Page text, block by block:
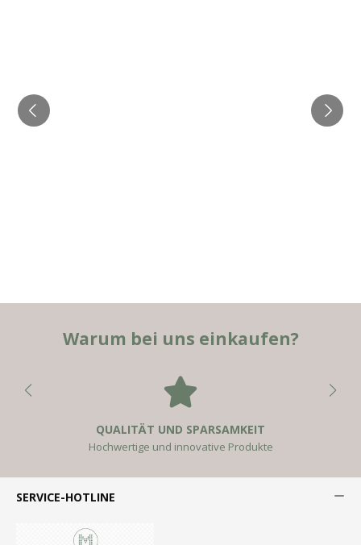
Warum bei uns einkaufen?
QUALITÄT UND SPARSAMKEIT
Hochwertige und innovative Produkte
SERVICE-HOTLINE